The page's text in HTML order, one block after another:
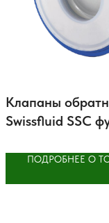
Клапаны
Swissfluid SSC
ПОДРОБНЕЕ О